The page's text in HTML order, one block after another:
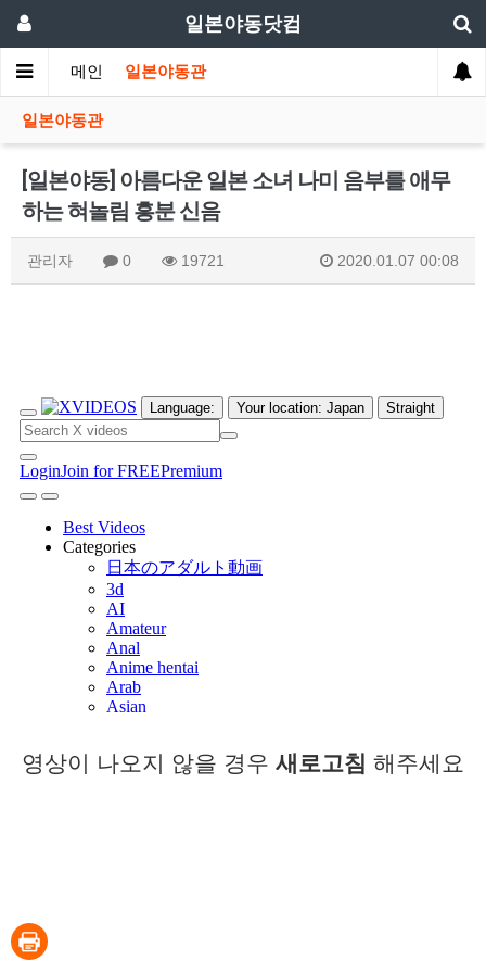
일본야동닷컴
메인 일본야동관
일본야동관
[일본야동] 아름다운 일본 소녀 나미 음부를 애무
하는 혀놀림 흥분 신음
관리자 0 19721 2020.01.07 00:08
영상이 나오지 않을 경우 새로고침 해주세요